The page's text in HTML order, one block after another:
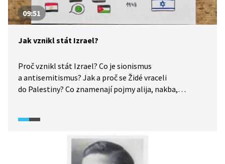
09:51
Jak vznikl stát Izrael?
Proč vznikl stát Izrael? Co je sionismus
a antisemitismus? Jak a proč se Židé vraceli
do Palestiny? Co znamenají pojmy alija, nakba,
k diskusi se žáky o tom, kde leží kořeny staletých křivd
a kdo si vlastně nárokuje právo žít ve Svaté zemi.